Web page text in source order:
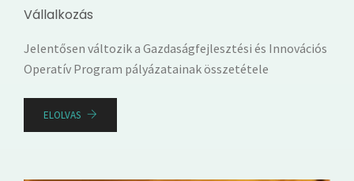
Vállalkozás
Jelentősen változik a Gazdaságfejlesztési és Innovációs
Operatív Program pályázatainak összetétele
ELOLVAS